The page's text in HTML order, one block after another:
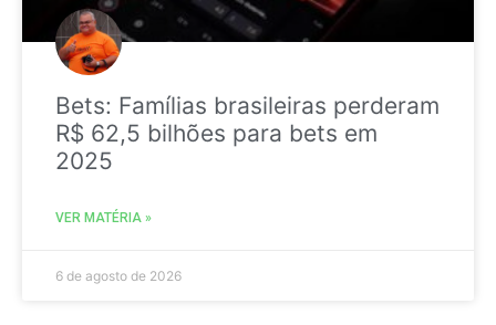
Bets: Famílias brasileiras perderam
R$ 62,5 bilhões para bets em
2025
VER MATÉRIA »
6 de agosto de 2026